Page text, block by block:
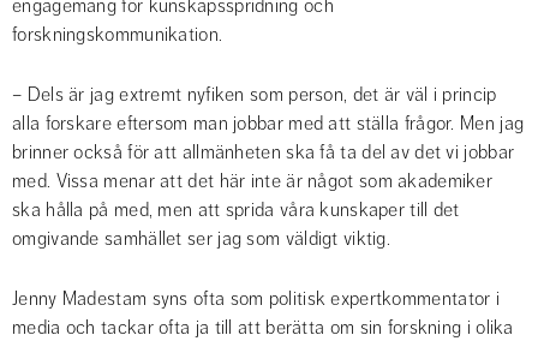
engagemang för kunskapsspridning och
forskningskommunikation.
– Dels är jag extremt nyfiken som person, det är väl i princip
alla forskare eftersom man jobbar med att ställa frågor. Men jag
brinner också för att allmänheten ska få ta del av det vi jobbar
med. Vissa menar att det här inte är något som akademiker
ska hålla på med, men att sprida våra kunskaper till det
omgivande samhället ser jag som väldigt viktig.
Jenny Madestam syns ofta som politisk expertkommentator i
media och tackar ofta ja till att berätta om sin forskning i olika